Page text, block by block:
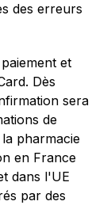
des erreurs
et
Dès
sera
de
pharmacie
en France
dans l'UE
par des